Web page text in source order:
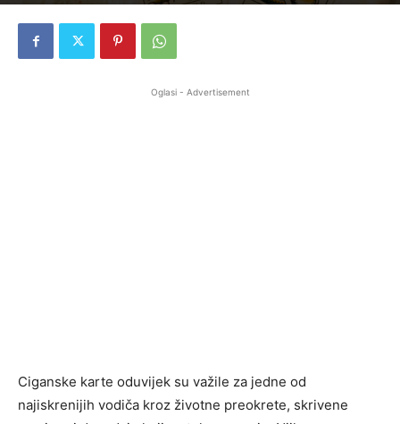
Oglasi - Advertisement
Ciganske karte oduvijek su važile za jedne od
najiskrenijih vodiča kroz životne preokrete, skrivene